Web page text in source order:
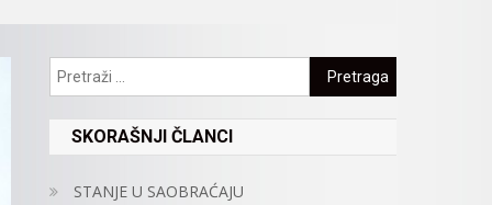
Pretraga:
SKORAŠNJI ČLANCI
STANJE U SAOBRAĆAJU